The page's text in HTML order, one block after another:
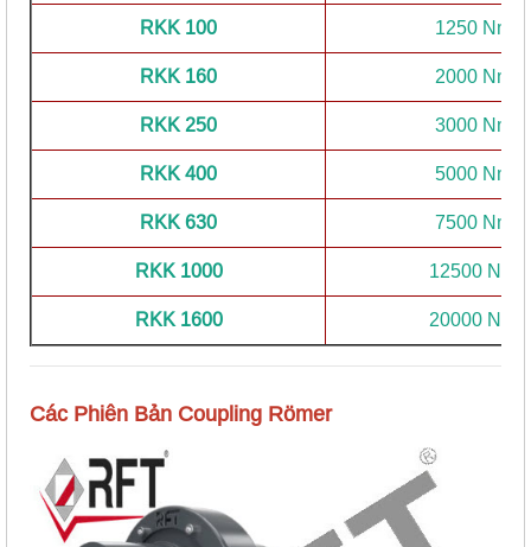
RKK 100 1250 Nm
RKK 160 2000 Nm
RKK 250 3000 Nm
RKK 400 5000 Nm
RKK 630 7500 Nm
RKK 1000 12500 Nm
RKK 1600 20000 Nm
Các Phiên Bản Coupling Römer